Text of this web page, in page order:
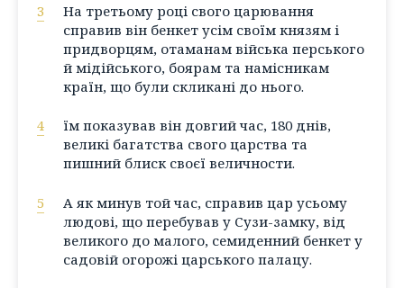
3
На третьому році свого царювання
справив він бенкет усім своїм князям і
придворцям, отаманам війська перського
й мідійського, боярам та намісникам
країн, що були скликані до нього.
4
їм показував він довгий час, 180 днів,
великі багатства свого царства та
пишний блиск своєї величности.
5
А як минув той час, справив цар усьому
людові, що перебував у Сузи-замку, від
великого до малого, семиденний бенкет у
садовій огорожі царського палацу.